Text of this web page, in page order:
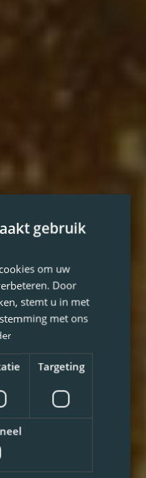
gebruik
om uw
Door
stemt u in met
met ons
Targeting